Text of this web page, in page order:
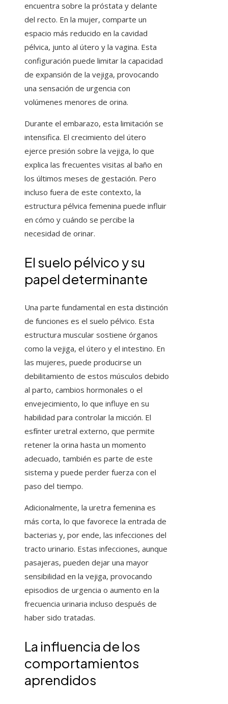
encuentra sobre la próstata y delante
del recto. En la mujer, comparte un
espacio más reducido en la cavidad
pélvica, junto al útero y la vagina. Esta
configuración puede limitar la capacidad
de expansión de la vejiga, provocando
una sensación de urgencia con
volúmenes menores de orina.
Durante el embarazo, esta limitación se
intensifica. El crecimiento del útero
ejerce presión sobre la vejiga, lo que
explica las frecuentes visitas al baño en
los últimos meses de gestación. Pero
incluso fuera de este contexto, la
estructura pélvica femenina puede influir
en cómo y cuándo se percibe la
necesidad de orinar.
El suelo pélvico y su
papel determinante
Una parte fundamental en esta distinción
de funciones es el suelo pélvico. Esta
estructura muscular sostiene órganos
como la vejiga, el útero y el intestino. En
las mujeres, puede producirse un
debilitamiento de estos músculos debido
al parto, cambios hormonales o el
envejecimiento, lo que influye en su
habilidad para controlar la micción. El
esfínter uretral externo, que permite
retener la orina hasta un momento
adecuado, también es parte de este
sistema y puede perder fuerza con el
paso del tiempo.
Adicionalmente, la uretra femenina es
más corta, lo que favorece la entrada de
bacterias y, por ende, las infecciones del
tracto urinario. Estas infecciones, aunque
pasajeras, pueden dejar una mayor
sensibilidad en la vejiga, provocando
episodios de urgencia o aumento en la
frecuencia urinaria incluso después de
haber sido tratadas.
La influencia de los
comportamientos
aprendidos